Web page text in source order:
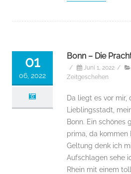
01
06, 2022
Bonn – Die
/ Juni 1, 2022 /
Zeitgeschehen
Da liegt es vor mir,
Lieblingsstadt,
Bonn. Ein schönes
prima, da kommen
Geltung denk ich
Aufschlagen sehe
Rhein mit einem